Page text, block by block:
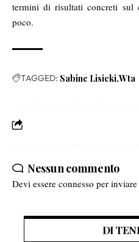
termini di risultati concreti sul
poco.
TAGGED: Sabine Lisicki Wta
Nessun commento
Devi essere connesso per
DI